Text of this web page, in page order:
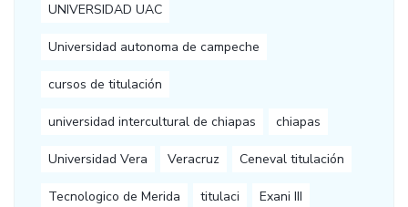
UNIVERSIDAD UAC
Universidad autonoma de campeche
cursos de titulación
universidad intercultural de chiapas chiapas
Universidad Vera Veracruz Ceneval titulación
Tecnologico de Merida titulaci Exani III